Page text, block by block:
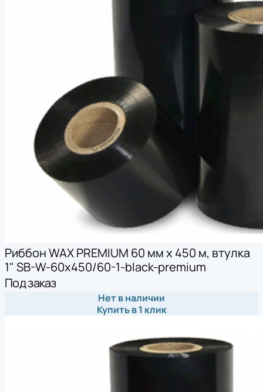
Риббон WAX PREMIUM 60 мм х 450 м, втулка
1" SB-W-60x450/60-1-black-premium
Под заказ
Нет в наличии
Купить в 1 клик